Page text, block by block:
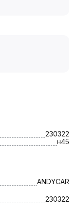
230322
н45
ANDYCAR
230322